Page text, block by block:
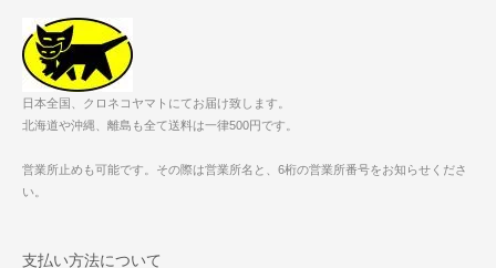
日本全国、クロネコヤマトにてお届け致します。
北海道や沖縄、離島も全て送料は一律500円です。
営業所止めも可能です。その際は営業所名と、6桁の営業所番号をお知らせくださ
い。
支払い方法について